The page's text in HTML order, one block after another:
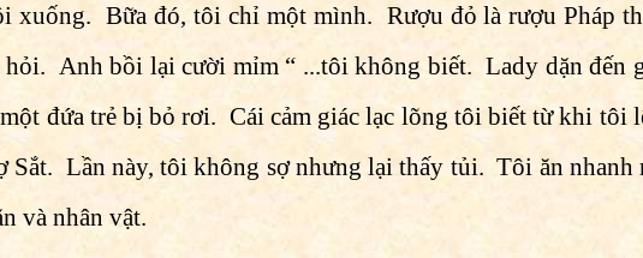
xuống. Bữa đó, tôi chỉ một mình. Rượu đỏ là rượu Pháp
Anh bồi lại cười mỉm “ ...tôi không biết. Lady dặn đến
đứa trẻ bị bỏ rơi. Cái cảm giác lạc lõng tôi biết từ khi tôi
Sắt. Lần này, tôi không sợ nhưng lại thấy tủi. Tôi ăn
và nhân vật.